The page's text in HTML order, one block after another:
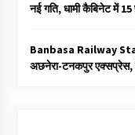
नई गति, धामी कैबिनेट में 15
Banbasa Railway
अछनेरा-टनकपुर एक्सप्रेस,